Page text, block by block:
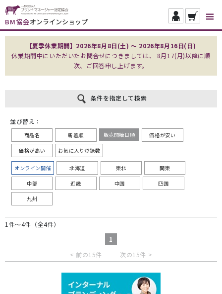
BM協会オンラインショップ
【夏季休業期間】2026年8月8日(土) ～ 2026年8月16日(日)
休業期間中にいただいたお問合せにつきましては、 8月17(月)以降に順
次、ご回答申し上げます。
条件を指定して検索
並び替え：
商品名 新着順 販売開始日順 価格が安い
価格が高い お気に入り登録数
オンライン開催 北海道 東北 関東
中部 近畿 中国 四国
九州
1件～4件（全4件）
1
< 前の15件
次の15件 >